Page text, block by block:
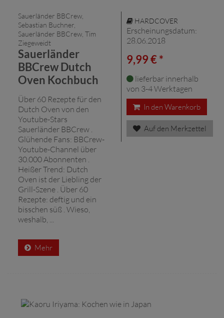
Sauerländer BBCrew,
Sebastian Buchner,
Sauerländer BBCrew, Tim
Ziegeweidt
Sauerländer
BBCrew Dutch
Oven Kochbuch
Über 60 Rezepte für den
Dutch Oven von den
Youtube-Stars
Sauerländer BBCrew .
Glühende Fans: BBCrew-
Youtube-Channel über
30.000 Abonnenten .
Heißer Trend: Dutch
Oven ist der Liebling der
Grill-Szene . Über 60
Rezepte: deftig und ein
bisschen süß . Wieso,
weshalb, ...
Mehr
HARDCOVER
Erscheinungsdatum:
28.06.2018
9,99 € *
lieferbar innerhalb
von 3-4 Werktagen
In den Warenkorb
Auf den Merkzettel